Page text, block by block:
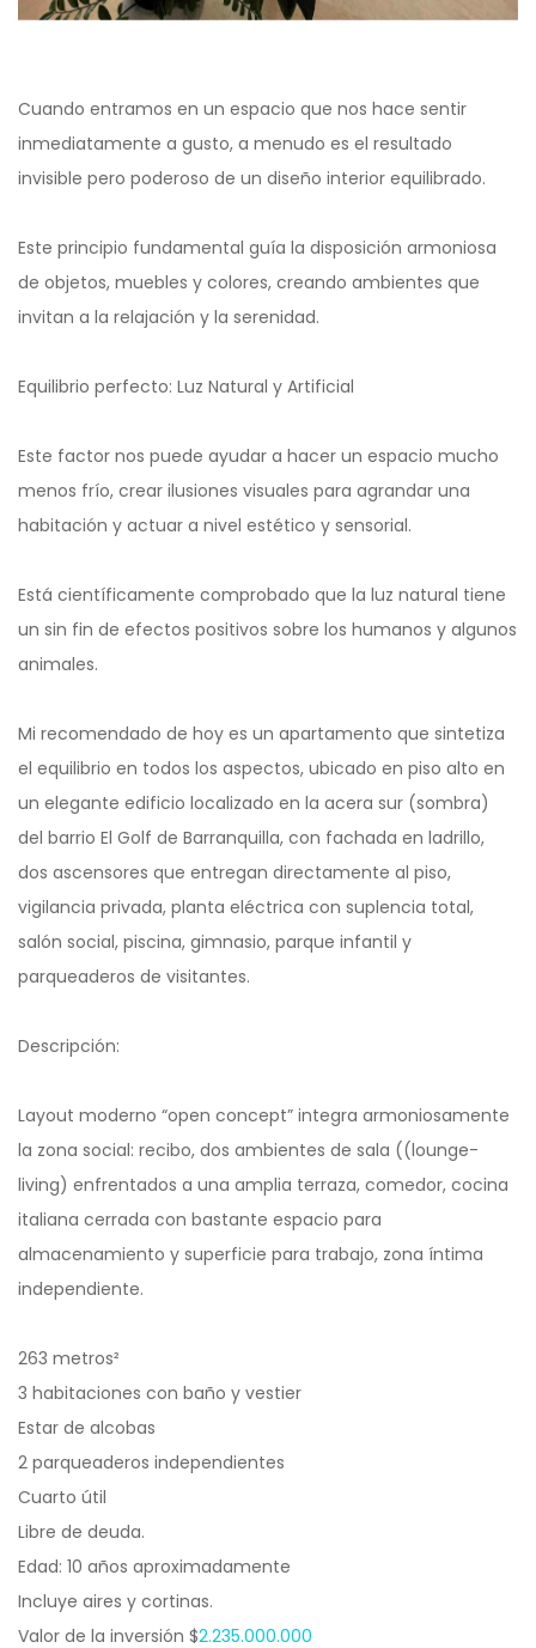
Cuando entramos en un espacio que nos hace sentir
inmediatamente a gusto, a menudo es el resultado
invisible pero poderoso de un diseño interior equilibrado.
Este principio fundamental guía la disposición armoniosa
de objetos, muebles y colores, creando ambientes que
invitan a la relajación y la serenidad.
Equilibrio perfecto: Luz Natural y Artificial
Este factor nos puede ayudar a hacer un espacio mucho
menos frío, crear ilusiones visuales para agrandar una
habitación y actuar a nivel estético y sensorial.
Está científicamente comprobado que la luz natural tiene
un sin fin de efectos positivos sobre los humanos y algunos
animales.
Mi recomendado de hoy es un apartamento que sintetiza
el equilibrio en todos los aspectos, ubicado en piso alto en
un elegante edificio localizado en la acera sur (sombra)
del barrio El Golf de Barranquilla, con fachada en ladrillo,
dos ascensores que entregan directamente al piso,
vigilancia privada, planta eléctrica con suplencia total,
salón social, piscina, gimnasio, parque infantil y
parqueaderos de visitantes.
Descripción:
Layout moderno “open concept” integra armoniosamente
la zona social: recibo, dos ambientes de sala ((lounge-
living) enfrentados a una amplia terraza, comedor, cocina
italiana cerrada con bastante espacio para
almacenamiento y superficie para trabajo, zona íntima
independiente.
263 metros²
3 habitaciones con baño y vestier
Estar de alcobas
2 parqueaderos independientes
Cuarto útil
Libre de deuda.
Edad: 10 años aproximadamente
Incluye aires y cortinas.
Valor de la inversión $2.235.000.000